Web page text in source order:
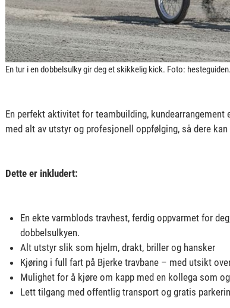
En tur i en dobbelsulky gir deg et skikkelig kick. Foto:
En perfekt aktivitet for teambuilding,
med alt av utstyr og profesjonell oppfølging, så dere
Dette er inkludert:
En ekte varmblods travhest, ferdig oppvarmet for
dobbelsulkyen.
Alt utstyr slik som hjelm, drakt, briller og hansker
Kjøring i full fart på Bjerke travbane – med utsikt
Mulighet for å kjøre om kapp med en kollega som
Lett tilgang med offentlig transport og gratis